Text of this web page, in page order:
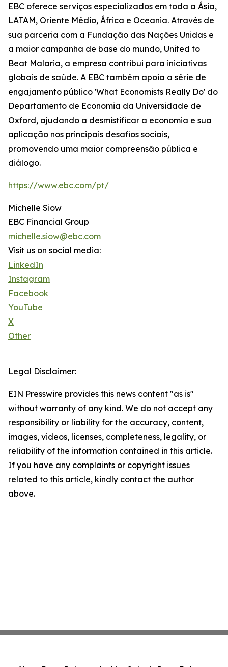
EBC oferece serviços especializados em toda a Ásia,
LATAM, Oriente Médio, África e Oceania. Através de
sua parceria com a Fundação das Nações Unidas e
a maior campanha de base do mundo, United to
Beat Malaria, a empresa contribui para iniciativas
globais de saúde. A EBC também apoia a série de
engajamento público 'What Economists Really Do' do
Departamento de Economia da Universidade de
Oxford, ajudando a desmistificar a economia e sua
aplicação nos principais desafios sociais,
promovendo uma maior compreensão pública e
diálogo.
https://www.ebc.com/pt/
Michelle Siow
EBC Financial Group
michelle.siow@ebc.com
Visit us on social media:
LinkedIn
Instagram
Facebook
YouTube
X
Other
Legal Disclaimer:
EIN Presswire provides this news content "as is"
without warranty of any kind. We do not accept any
responsibility or liability for the accuracy, content,
images, videos, licenses, completeness, legality, or
reliability of the information contained in this article.
If you have any complaints or copyright issues
related to this article, kindly contact the author
above.